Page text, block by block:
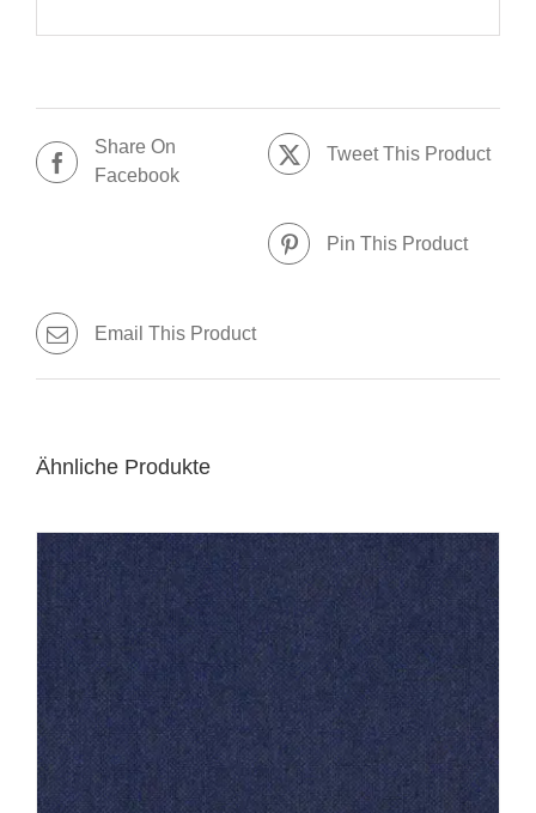
Share On
Facebook
Tweet This Product
Pin This Product
Email This Product
Ähnliche Produkte